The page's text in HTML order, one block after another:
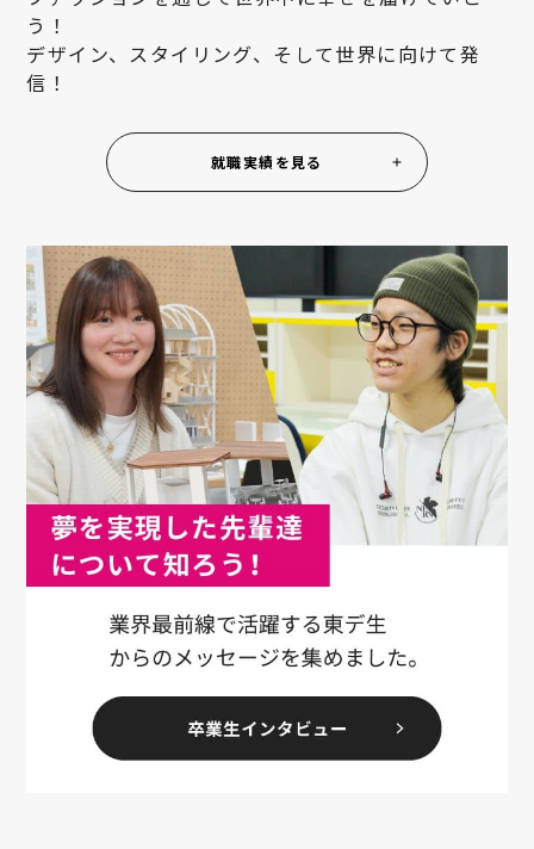
う！
デザイン、スタイリング、そして世界に向けて発
信！
就職実績を見る